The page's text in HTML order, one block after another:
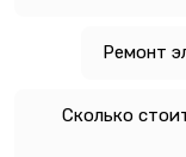
Ремонт
Сколько